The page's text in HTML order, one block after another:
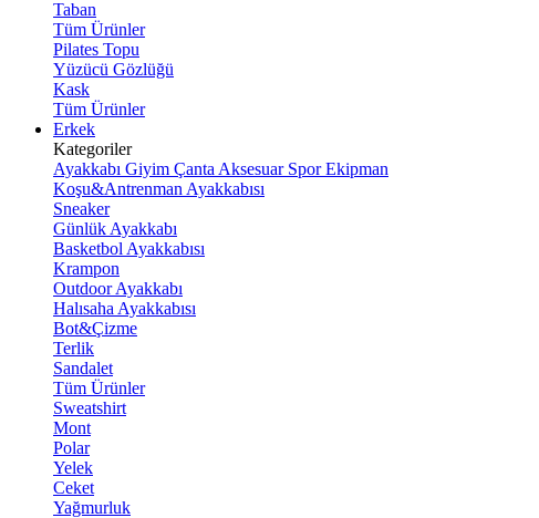
Taban
Tüm Ürünler
Pilates Topu
Yüzücü Gözlüğü
Kask
Tüm Ürünler
Erkek
Kategoriler
Ayakkabı Giyim Çanta Aksesuar Spor Ekipman
Koşu&Antrenman Ayakkabısı
Sneaker
Günlük Ayakkabı
Basketbol Ayakkabısı
Krampon
Outdoor Ayakkabı
Halısaha Ayakkabısı
Bot&Çizme
Terlik
Sandalet
Tüm Ürünler
Sweatshirt
Mont
Polar
Yelek
Ceket
Yağmurluk